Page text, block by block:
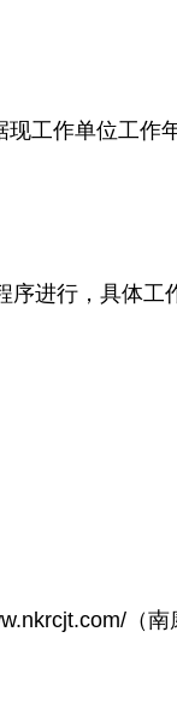
工作单位工
进行，具体工
（